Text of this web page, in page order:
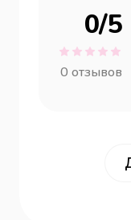
посетителей.
0/5
0 отзывов